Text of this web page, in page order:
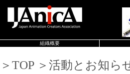
組織概要
＞TOP ＞活動とお知